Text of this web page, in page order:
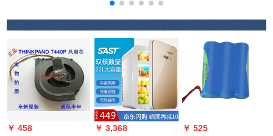
ボツ室車圧缩機冷凍
庫太陽エネルギガ150
リット幅76*52*83
CM
生夏冷蔵ヨウコクド
リンクワイレンビ化
粧品母乳肉料理冷冻
车家庭用保温箱10リ
トル白ガラストール
核
載-BX 4リトラック用
(家庭用不可)
￥ 458
￥ 3,368
￥ 525